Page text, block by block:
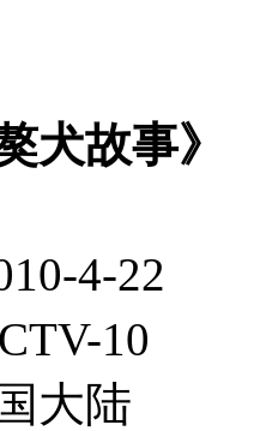
犬故事》
4-22
10
大陆